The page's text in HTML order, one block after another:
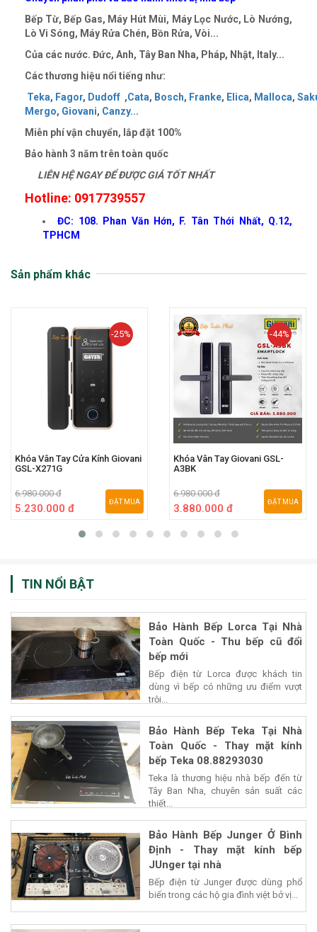
Bếp Từ, Bếp Gas, Máy Hút Mùi, Máy Lọc Nước, Lò Nướng,
Lò Vi Sóng, Máy Rửa Chén, Bồn Rửa, Vòi...
Của các nước. Đức, Anh, Tây Ban Nha, Pháp, Nhật, Italy...
Các thương hiệu nổi tiếng như:
Teka, Fagor, Dudoff ,Cata, Bosch, Franke, Elica, Malloca,
Mergo, Giovani, Canzy...
Miễn phí vận chuyển, lắp đặt 100%
Bảo hành 3 năm trên toàn quốc
LIÊN HỆ NGAY ĐỂ ĐƯỢC GIÁ TỐT NHẤT
Hotline: 0917739557
ĐC: 108. Phan Văn Hớn, F. Tân Thới Nhất, Q.12,
TPHCM
Sản phẩm khác
-25%
Khóa Vân Tay Cửa Kính Giovani
GSL-X271G
6.980.000 đ
5.230.000 đ
ĐẶT MUA
-44%
Khóa Vân Tay Giovani GSL-
A3BK
6.980.000 đ
3.880.000 đ
ĐẶT MUA
TIN NỔI BẬT
Bảo Hành Bếp Lorca Tại Nhà
Toàn Quốc - Thu bếp cũ đổi
bếp mới
Bếp điện từ Lorca được khách tin
dùng vì bếp có những ưu điểm vượt
trội...
Bảo Hành Bếp Teka Tại Nhà
Toàn Quốc - Thay mặt kính
bếp Teka 08.88293030
Teka là thương hiệu nhà bếp đến từ
Tây Ban Nha, chuyên sản suất các
thiết...
Bảo Hành Bếp Junger Ở Bình
Định - Thay mặt kính bếp
JUnger tại nhà
Bếp điện từ Junger được dùng phổ
biến trong các hộ gia đình việt bở vị...